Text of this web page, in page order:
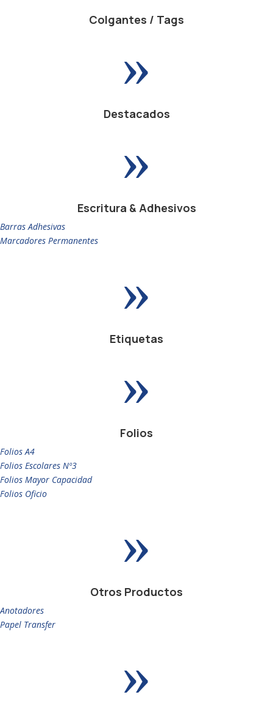
Colgantes / Tags
»
Destacados
»
Escritura & Adhesivos
Barras Adhesivas
Marcadores Permanentes
»
Etiquetas
»
Folios
Folios A4
Folios Escolares Nº3
Folios Mayor Capacidad
Folios Oficio
»
Otros Productos
Anotadores
Papel Transfer
»